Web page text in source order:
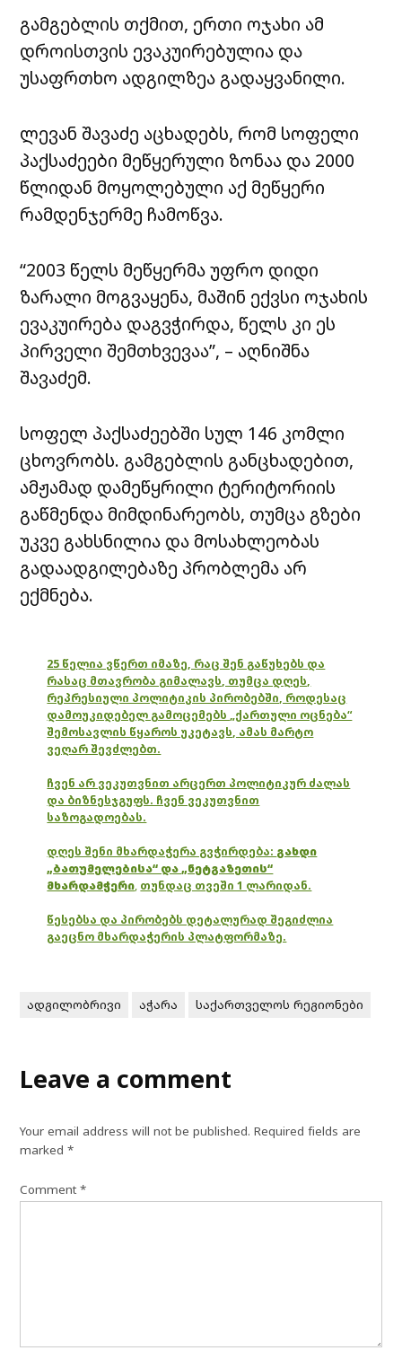
გამგებლის თქმით, ერთი ოჯახი ამ
დროისთვის ევაკუირებულია და
უსაფრთხო ადგილზეა გადაყვანილი.
ლევან შავაძე აცხადებს, რომ სოფელი
პაქსაძეები მეწყერული ზონაა და 2000
წლიდან მოყოლებული აქ მეწყერი
რამდენჯერმე ჩამოწვა.
“2003 წელს მეწყერმა უფრო დიდი
ზარალი მოგვაყენა, მაშინ ექვსი ოჯახის
ევაკუირება დაგვჭირდა, წელს კი ეს
პირველი შემთხვევაა”, – აღნიშნა
შავაძემ.
სოფელ პაქსაძეებში სულ 146 კომლი
ცხოვრობს. გამგებლის განცხადებით,
ამჟამად დამეწყრილი ტერიტორიის
გაწმენდა მიმდინარეობს, თუმცა გზები
უკვე გახსნილია და მოსახლეობას
გადაადგილებაზე პრობლემა არ
ექმნება.
25 წელია ვწერთ იმაზე, რაც შენ გაწუხებს და
რასაც მთავრობა გიმალავს, თუმცა დღეს,
რეპრესიული პოლიტიკის პირობებში, როდესაც
დამოუკიდებელ გამოცემებს „ქართული ოცნება“
შემოსავლის წყაროს უკეტავს, ამას მარტო
ვეღარ შევძლებთ.
ჩვენ არ ვეკუთვნით არცერთ პოლიტიკურ ძალას
და ბიზნესჯგუფს. ჩვენ ვეკუთვნით
საზოგადოებას.
დღეს შენი მხარდაჭერა გვჭირდება: გახდი
„ბათუმელებისა“ და „ნეტგაზეთის“
მხარდამჭერი, თუნდაც თვეში 1 ლარიდან.
წესებსა და პირობებს დეტალურად შეგიძლია
გაეცნო მხარდაჭერის პლატფორმაზე.
ადგილობრივი აჭარა საქართველოს რეგიონები
Leave a comment
Your email address will not be published. Required fields are
marked*
Comment*